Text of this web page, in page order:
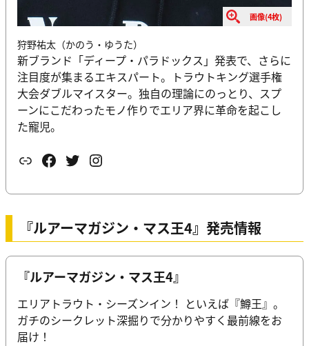
画像(4枚)
狩野祐太（かのう・ゆうた）
新ブランド「ディープ・パラドックス」発表で、さらに
注目度が集まるエキスパート。トラウトキング選手権
大会ダブルマイスター。独自の理論にのっとり、スプ
ーンにこだわったモノ作りでエリア界に革命を起こし
た寵児。
リンク Facebook Twitter Instagram
『ルアーマガジン・マス王4』発売情報
『ルアーマガジン・マス王4』
エリアトラウト・シーズンイン！ といえば『鱒王』。
ガチのシークレット深掘りで分かりやすく最前線をお
届け！